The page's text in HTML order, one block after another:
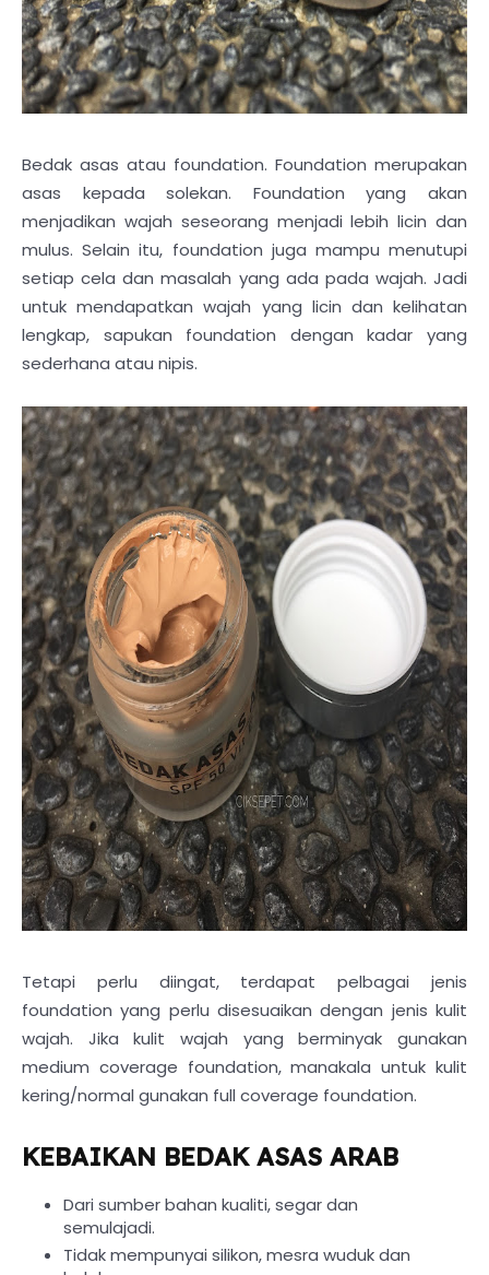
Bedak asas atau foundation. Foundation merupakan
asas kepada solekan. Foundation yang akan
menjadikan wajah seseorang menjadi lebih licin dan
mulus. Selain itu, foundation juga mampu menutupi
setiap cela dan masalah yang ada pada wajah. Jadi
untuk mendapatkan wajah yang licin dan kelihatan
lengkap, sapukan foundation dengan kadar yang
sederhana atau nipis.
Tetapi perlu diingat, terdapat pelbagai jenis
foundation yang perlu disesuaikan dengan jenis kulit
wajah. Jika kulit wajah yang berminyak gunakan
medium coverage foundation, manakala untuk kulit
kering/normal gunakan full coverage foundation.
KEBAIKAN BEDAK ASAS ARAB
Dari sumber bahan kualiti, segar dan
semulajadi.
Tidak mempunyai silikon, mesra wuduk dan